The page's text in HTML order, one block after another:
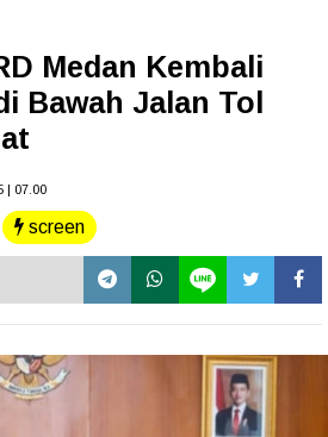
Medan Kembali
Bawah Jalan Tol
| 07.00
screen